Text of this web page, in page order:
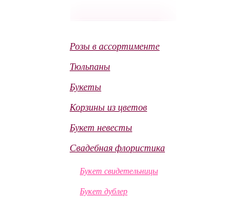
Розы в ассортименте
Тюльпаны
Букеты
Корзины из цветов
Букет невесты
Свадебная флористика
Букет свидетельницы
Букет дублер